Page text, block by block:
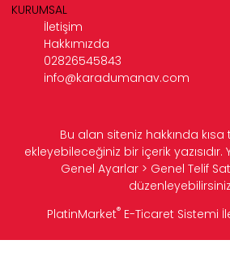
KURUMSAL
İletişim
Hakkımızda
02826545843
info@karadumanav.com
Bu alan siteniz hakkında kısa
ekleyebileceğiniz bir içerik
Genel Ayarlar > Genel Telif
PlatinMarket® E-Ticaret Sistemi